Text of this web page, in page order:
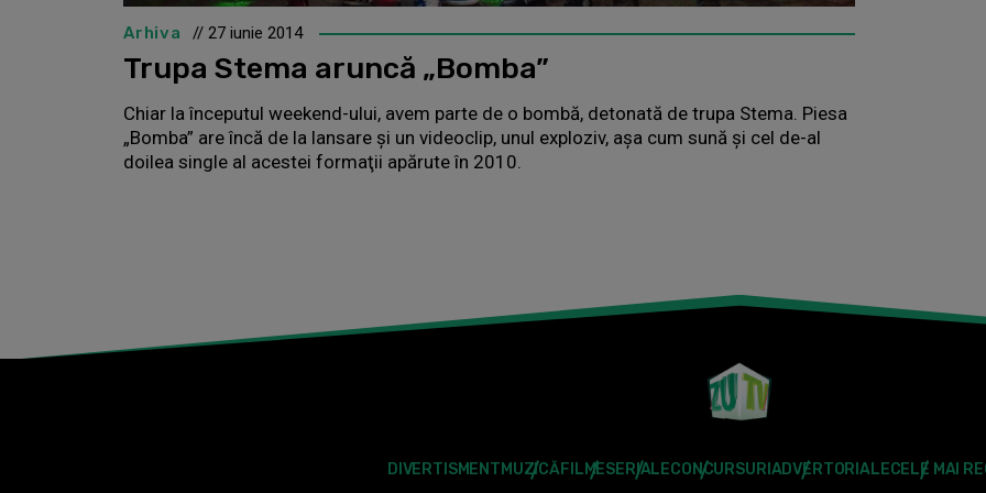
Arhiva // 27 iunie 2014
Trupa Stema aruncă „Bomba”
Chiar la începutul weekend-ului, avem parte de o bombă, detonată de trupa Stema. Piesa
„Bomba” are încă de la lansare şi un videoclip, unul exploziv, aşa cum sună şi cel de-al
doilea single al acestei formaţii apărute în 2010.
DIVERTISMENT MUZICĂFILMESERIALECONCURSURI ADVERTORIALECELE MAI